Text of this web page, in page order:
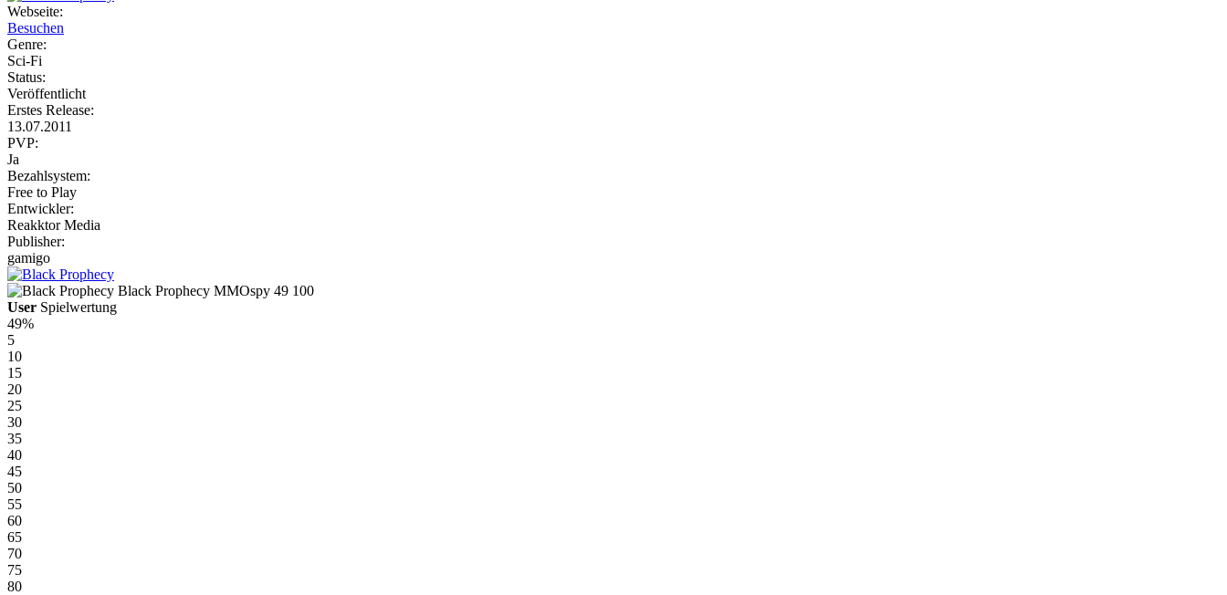
Webseite:
Besuchen
Genre:
Sci-Fi
Status:
Veröffentlicht
Erstes Release:
13.07.2011
PVP:
Ja
Bezahlsystem:
Free to Play
Entwickler:
Reakktor Media
Publisher:
gamigo
Black Prophecy MMOspy 49 100
User Spielwertung
49%
5
10
15
20
25
30
35
40
45
50
55
60
65
70
75
80